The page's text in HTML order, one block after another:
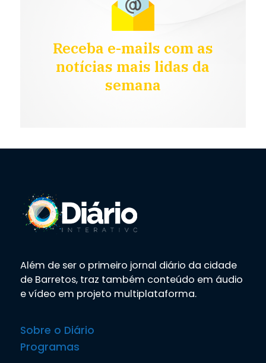
Receba e-mails com as
notícias mais lidas da
semana
Além de ser o primeiro jornal diário da cidade
de Barretos, traz também conteúdo em áudio
e vídeo em projeto multiplataforma.
Sobre o Diário
Programas